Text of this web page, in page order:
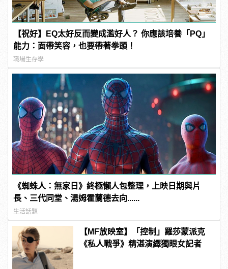
【祝好】EQ太好反而變成濫好人？ 你應該培養「PQ」
能力：面帶笑容，也要帶著拳頭！
職場生存學
《蜘蛛人：無家日》終極懶人包整理，上映日期與片
長、三代同堂、湯姆霍蘭德去向......
生活話題
【MF放映室】「控制」羅莎蒙派克
《私人戰爭》精湛演繹獨眼女記者